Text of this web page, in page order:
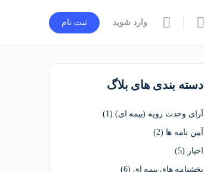
وارد شوید ثبت نام
دسته بندی های بلاگ
آرای وحدت رویه (بیمه ای)(1)
آیین نامه ها (2)
اخبار (5)
بخشنامه های بیمه ای (6)